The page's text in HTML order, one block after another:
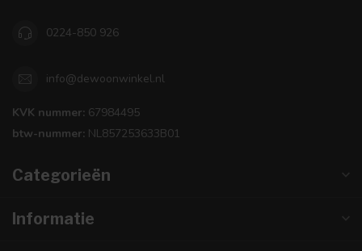
0224-850 926
info@dewoonwinkel.nl
KVK nummer: 67984495
btw-nummer: NL857253633B01
Categorieën
Informatie